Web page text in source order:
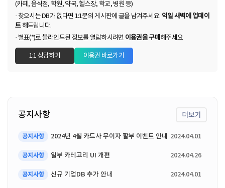
(카페, 음식점, 학원, 약국, 헬스장, 학교, 병원 등)
· 찾으시는 DB가 없다면 1:1문의 게시판에 글을 남겨주세요. 익일 새벽에 업데이
트해드립니다.
· 별표(*)로 블라인드된 정보를 열람하시려면 이용권을 구매 해주세요
1:1 상담하기 이용권 바로가기
공지사항 더보기
공지사항 2024년 4월 카드사 무이자 할부 이벤트 안내 2024.04.01
공지사항 일부 카테고리 UI 개편 2024.04.26
공지사항 신규 기업DB 추가 안내 2024.04.01